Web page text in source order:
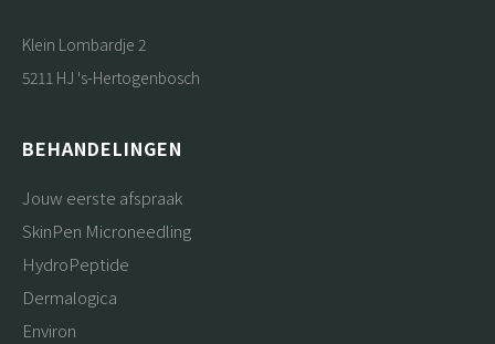
Klein Lombardje 2
5211 HJ 's-Hertogenbosch
BEHANDELINGEN
Jouw eerste afspraak
SkinPen Microneedling
HydroPeptide
Dermalogica
Environ